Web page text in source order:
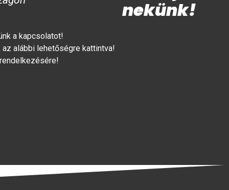
nekünk!
a kapcsolatot!
az alábbi lehetőségre kattintva!